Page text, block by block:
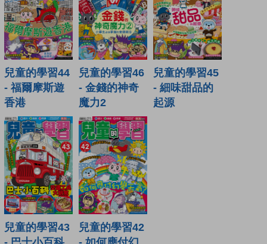
兒童的學習44
- 福爾摩斯遊
香港
兒童的學習46
- 金錢的神奇
魔力2
兒童的學習45
- 細味甜品的
起源
兒童的學習43
兒童的學習42